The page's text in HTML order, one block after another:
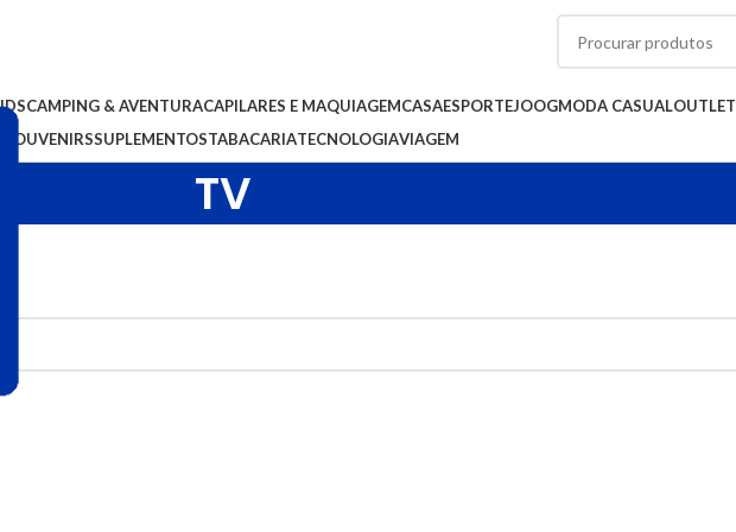
CAMPING & AVENTURACAPILARES E MAQUIAGEMCASAESPORTEJOOGMODA CASUALOUTLET
SOUVENIRSSUPLEMENTOSTABACARIATECNOLOGIAVIAGEM
TV